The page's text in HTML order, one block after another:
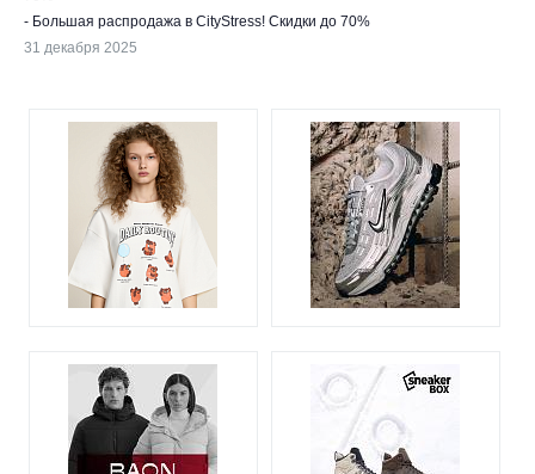
- Большая распродажа в CityStress! Скидки до 70%
31 декабря 2025